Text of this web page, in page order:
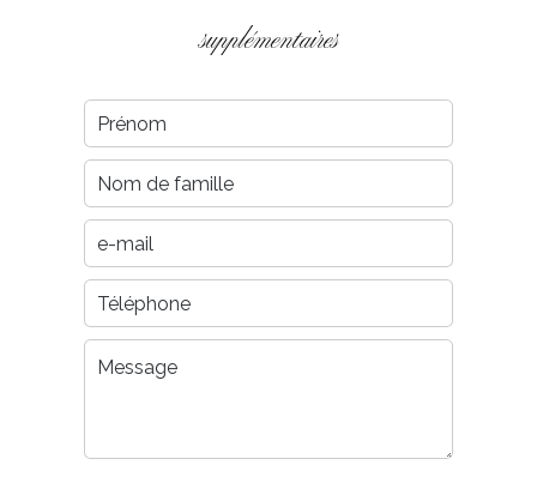
supplémentaires